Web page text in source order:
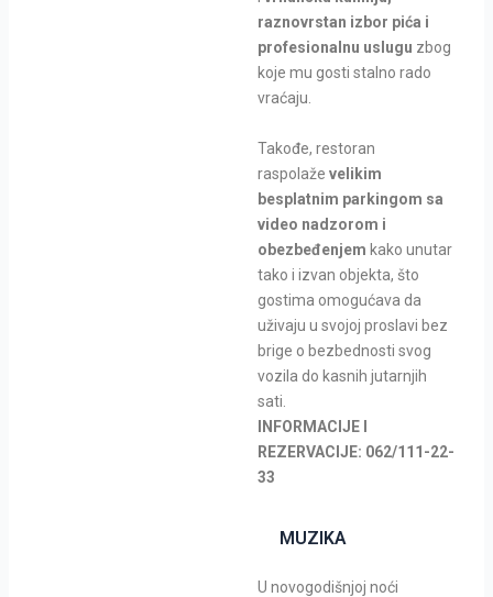
raznovrstan izbor pića i
profesionalnu uslugu zbog
koje mu gosti stalno rado
vraćaju.
Takođe, restoran
raspolaže velikim
besplatnim parkingom sa
video nadzorom i
obezbeđenjem kako unutar
tako i izvan objekta, što
gostima omogućava da
uživaju u svojoj proslavi bez
brige o bezbednosti svog
vozila do kasnih jutarnjih
sati.
INFORMACIJE I
REZERVACIJE: 062/111-22-
33
MUZIKA
U novogodišnjoj noći